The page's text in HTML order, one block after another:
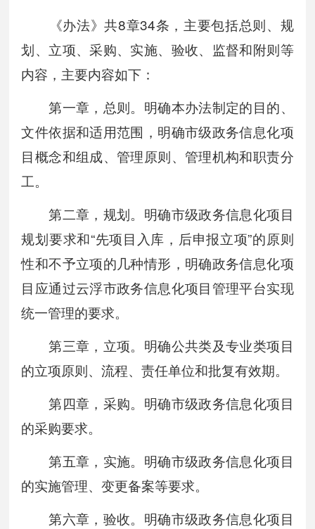
《办法》共8章34条，主要包括总则、规
划、立项、采购、实施、验收、监督和附则等
内容，主要内容如下：
第一章，总则。明确本办法制定的目的、
文件依据和适用范围，明确市级政务信息化项
目概念和组成、管理原则、管理机构和职责分
工。
第二章，规划。明确市级政务信息化项目
规划要求和“先项目入库，后申报立项”的原则
性和不予立项的几种情形，明确政务信息化项
目应通过云浮市政务信息化项目管理平台实现
统一管理的要求。
第三章，立项。明确公共类及专业类项目
的立项原则、流程、责任单位和批复有效期。
第四章，采购。明确市级政务信息化项目
的采购要求。
第五章，实施。明确市级政务信息化项目
的实施管理、变更备案等要求。
第六章，验收。明确市级政务信息化项目